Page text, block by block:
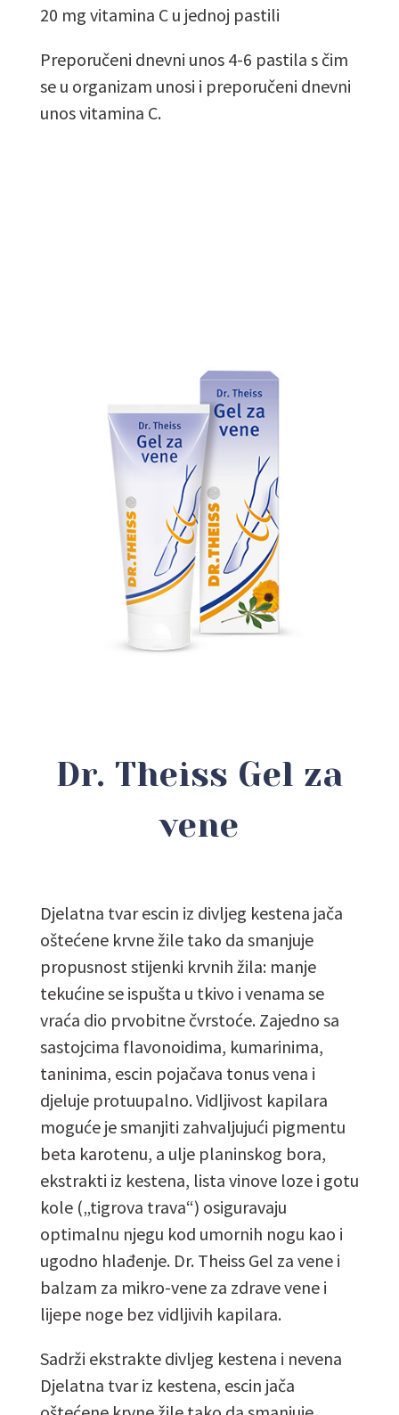
20 mg vitamina C u jednoj pastili
Preporučeni dnevni unos 4-6 pastila s čim
se u organizam unosi i preporučeni dnevni
unos vitamina C.
Dr. Theiss Gel za
vene
Djelatna tvar escin iz divljeg kestena jača
oštećene krvne žile tako da smanjuje
propusnost stijenki krvnih žila: manje
tekućine se ispušta u tkivo i venama se
vraća dio prvobitne čvrstoće. Zajedno sa
sastojcima flavonoidima, kumarinima,
taninima, escin pojačava tonus vena i
djeluje protuupalno. Vidljivost kapilara
moguće je smanjiti zahvaljujući pigmentu
beta karotenu, a ulje planinskog bora,
ekstrakti iz kestena, lista vinove loze i gotu
kole („tigrova trava“) osiguravaju
optimalnu njegu kod umornih nogu kao i
ugodno hlađenje. Dr. Theiss Gel za vene i
balzam za mikro-vene za zdrave vene i
lijepe noge bez vidljivih kapilara.
Sadrži ekstrakte divljeg kestena i nevena
Djelatna tvar iz kestena, escin jača